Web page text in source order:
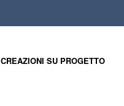
CREAZIONI SU PROGETTO